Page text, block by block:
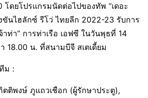
โดยโปรแกรมนัดต่อไปของทัพ “เดอะ
ขันไฮลักซ์ รีโว่ ไทยลีก 2022-23 รับการ
าท่า” การท่าเรือ เอฟซี ในวันพุธที่ 14
18.00 น. ที่สนามบีจี สเตเดี้ยม
ม :
ตติพงษ์ ภูแถวเชือก (ผู้รักษาประตู),